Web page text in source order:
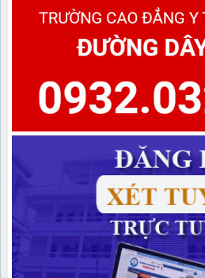
cấp văn bằng 2 Khóa học 2022-2024, Khóa